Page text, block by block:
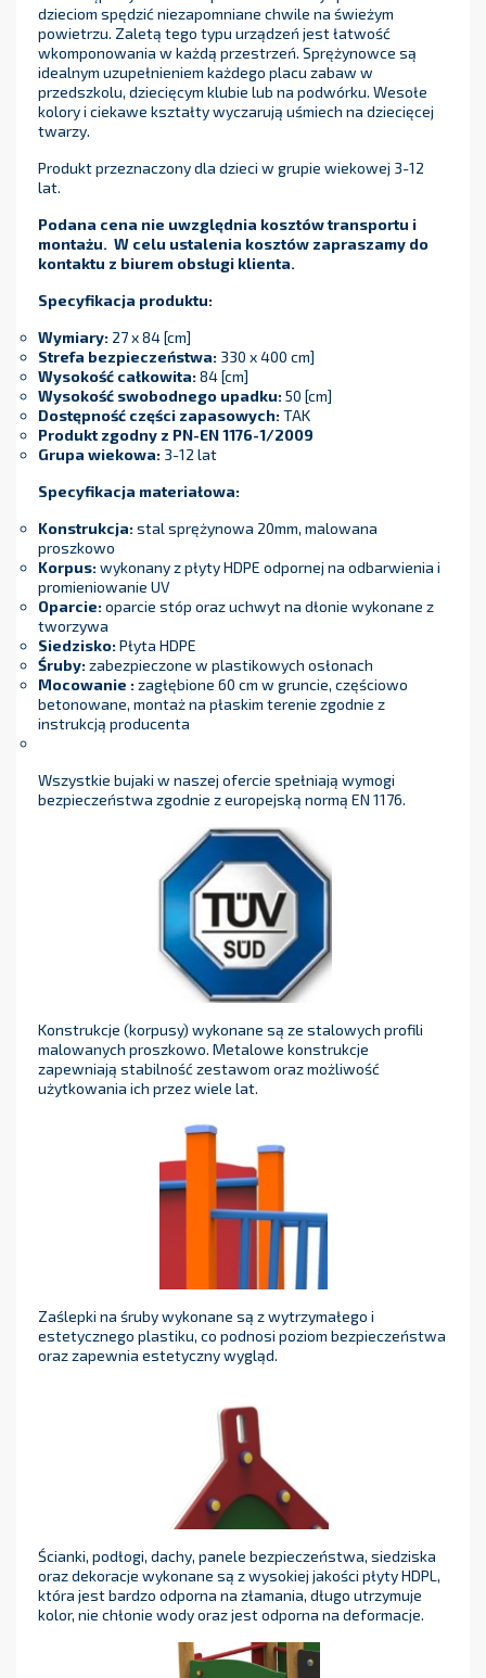
dzieciom spędzić niezapomniane chwile na świeżym
powietrzu. Zaletą tego typu urządzeń jest łatwość
wkomponowania w każdą przestrzeń. Sprężynowce są
idealnym uzupełnieniem każdego placu zabaw w
przedszkolu, dziecięcym klubie lub na podwórku. Wesołe
kolory i ciekawe kształty wyczarują uśmiech na dziecięcej
twarzy.
Produkt przeznaczony dla dzieci w grupie wiekowej 3-12
lat.
Podana cena nie uwzględnia kosztów transportu i
montażu. W celu ustalenia kosztów zapraszamy do
kontaktu z biurem obsługi klienta.
Specyfikacja produktu:
Wymiary: 27 x 84 [cm]
Strefa bezpieczeństwa: 330 x 400 cm]
Wysokość całkowita:84 [cm]
Wysokość swobodnego upadku:50 [cm]
Dostępność części zapasowych:TAK
Produkt zgodny z PN-EN 1176-1/2009
Grupa wiekowa: 3-12 lat
Specyfikacja materiałowa:
Konstrukcja:stal sprężynowa 20mm, malowana
proszkowo
Korpus:wykonany z płyty HDPE odpornej na odbarwienia i
promieniowanie UV
Oparcie:oparcie stóp oraz uchwyt na dłonie wykonane z
tworzywa
Siedzisko:Płyta HDPE
Śruby:zabezpieczone w plastikowych osłonach
Mocowanie :zagłębione 60 cm w gruncie, częściowo
betonowane, montaż na płaskim terenie zgodnie z
instrukcją producenta
Wszystkie bujaki w naszej ofercie spełniają wymogi
bezpieczeństwa zgodnie z europejską normą EN 1176.
Konstrukcje (korpusy) wykonane są ze stalowych profili
malowanych proszkowo. Metalowe konstrukcje
zapewniają stabilność zestawom oraz możliwość
użytkowania ich przez wiele lat.
Zaślepki na śruby wykonane są z wytrzymałego i
estetycznego plastiku, co podnosi poziom bezpieczeństwa
oraz zapewnia estetyczny wygląd.
Ścianki, podłogi, dachy, panele bezpieczeństwa, siedziska
oraz dekoracje wykonane są z wysokiej jakości płyty HDPL,
która jest bardzo odporna na złamania, długo utrzymuje
kolor, nie chłonie wody oraz jest odporna na deformacje.